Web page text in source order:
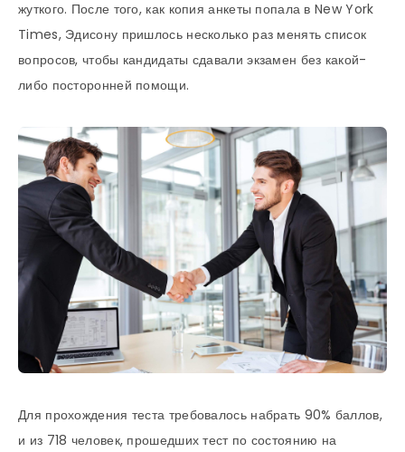
жуткого. После того, как копия анкеты попала в New York
Times, Эдисону пришлось несколько раз менять список
вопросов, чтобы кандидаты сдавали экзамен без какой-
либо посторонней помощи.
Для прохождения теста требовалось набрать 90% баллов,
и из 718 человек, прошедших тест по состоянию на